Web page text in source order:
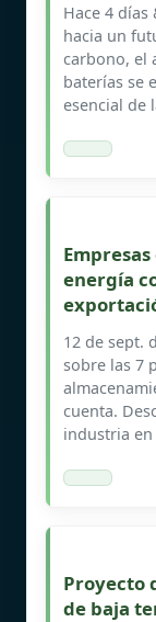
Hace 4
hacia un
carbono, el
baterías se
esencial de
energía
12 de sept.
sobre las 7
cuenta.
industria
Proyecto
de baja